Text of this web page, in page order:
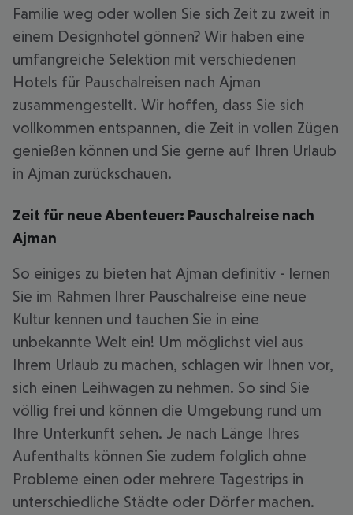
Familie weg oder wollen Sie sich Zeit zu zweit in
einem Designhotel gönnen? Wir haben eine
umfangreiche Selektion mit verschiedenen
Hotels für Pauschalreisen nach Ajman
zusammengestellt. Wir hoffen, dass Sie sich
vollkommen entspannen, die Zeit in vollen Zügen
genießen können und Sie gerne auf Ihren Urlaub
in Ajman zurückschauen.
Zeit für neue Abenteuer: Pauschalreise nach
Ajman
So einiges zu bieten hat Ajman definitiv - lernen
Sie im Rahmen Ihrer Pauschalreise eine neue
Kultur kennen und tauchen Sie in eine
unbekannte Welt ein! Um möglichst viel aus
Ihrem Urlaub zu machen, schlagen wir Ihnen vor,
sich einen Leihwagen zu nehmen. So sind Sie
völlig frei und können die Umgebung rund um
Ihre Unterkunft sehen. Je nach Länge Ihres
Aufenthalts können Sie zudem folglich ohne
Probleme einen oder mehrere Tagestrips in
unterschiedliche Städte oder Dörfer machen.